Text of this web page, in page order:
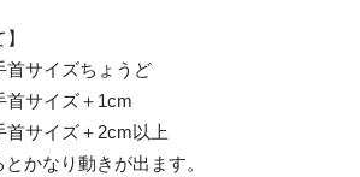
イズちょうど
サイズ＋1cm
イズ＋2cm以上
かなり動きが出ます。